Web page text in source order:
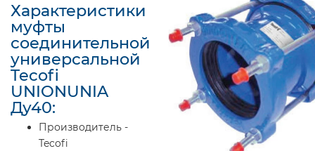
Характеристики
муфты
соединительной
универсальной
Tecofi
UNIONUNIA
Ду40:
Производитель -
Tecofi